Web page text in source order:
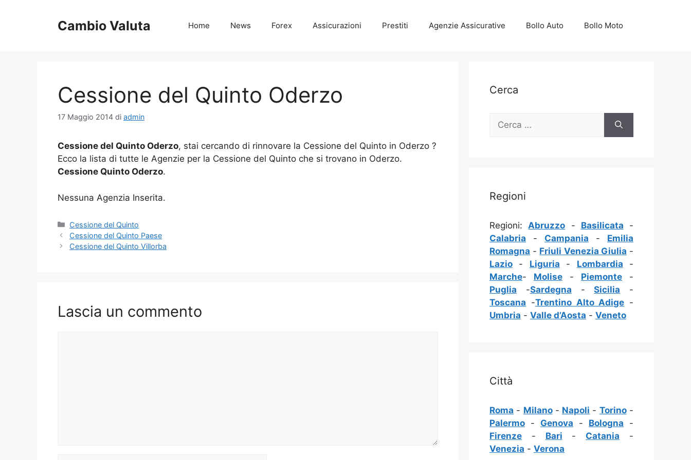
Cambio Valuta Home News Forex Assicurazioni Prestiti Agenzie Assicurative Bollo Auto Bollo Moto
Cessione del Quinto Oderzo
17 Maggio 2014 di admin
Cessione del Quinto Oderzo, stai cercando di rinnovare la Cessione del Quinto in Oderzo ?
Ecco la lista di tutte le Agenzie per la Cessione del Quinto che si trovano in Oderzo.
Cessione Quinto Oderzo.
Nessuna Agenzia Inserita.
Categorie
Cessione del Quinto
Cessione del Quinto Paese
Cessione del Quinto Villorba
Lascia un commento
Cerca
Ricerca
Regioni
Regioni:Abruzzo - Basilicata -
Calabria - Campania - Emilia
Romagna - Friuli Venezia Giulia -
Lazio - Liguria - Lombardia -
Marche- Molise - Piemonte -
Puglia -Sardegna -Sicilia -
Toscana -Trentino Alto Adige -
Umbria - Valle d’Aosta - Veneto
Città
Roma - Milano- Napoli - Torino-
Palermo - Genova - Bologna -
Firenze - Bari - Catania -
Venezia - Verona